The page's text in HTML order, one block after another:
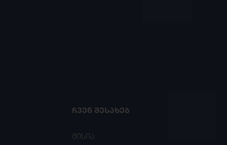
ᲩᲕᲔᲜ ᲨᲔᲡᲐᲮᲔᲑ
მისია